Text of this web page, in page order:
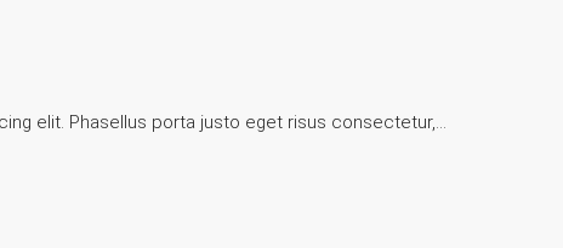
elit. Phasellus porta justo eget risus consectetur,…